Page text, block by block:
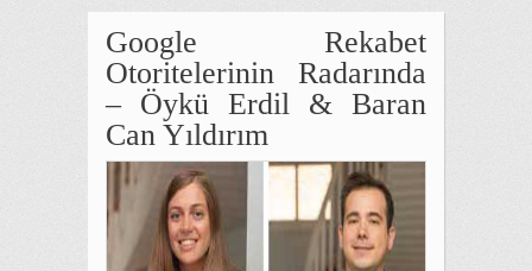
Google Rekabet
Otoritelerinin Radarında
– Öykü Erdil & Baran
Can Yıldırım